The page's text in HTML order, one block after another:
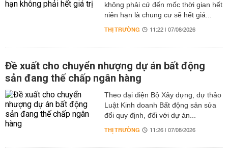
không phải cứ đến mốc thời gian hết
niên hạn là chung cư sẽ hết giá...
THỊ TRƯỜNG 11:22 | 07/08/2026
Đề xuất cho chuyển nhượng dự án bất động
sản đang thế chấp ngân hàng
Theo đại diện Bộ Xây dựng, dự thảo
Luật Kinh doanh Bất động sản sửa
đổi quy định, đối với dự án...
THỊ TRƯỜNG 11:26 | 07/08/2026